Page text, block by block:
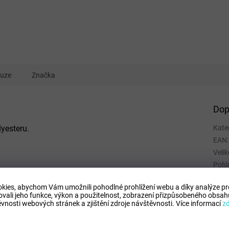
abychom Vám umožnili pohodlné prohlížení webu a díky analýze
jeho funkce, výkon a použitelnost, zobrazení přizpůsobeného
webových stránek a zjištění zdroje návštěvnosti. Více informací
Značka
EAN: